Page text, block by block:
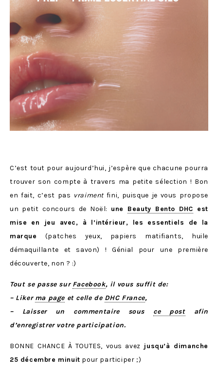
C’est tout pour aujourd’hui, j’espère que chacune pourra
trouver son compte à travers ma petite sélection ! Bon
en fait, c’est pas vraimentfini, puisque je vous propose
un petit concours de Noël: une Beauty Bento DHC est
mise en jeu avec, à l’intérieur, les essentiels de la
marque (patches yeux, papiers matifiants, huile
démaquillante et savon) ! Génial pour une première
découverte, non ? :)
Tout se passe sur Facebook, il vous suffit de:
– Liker ma page et celle de DHC France,
– Laisser un commentaire sous ce postafin
d’enregistrer votre participation.
BONNE CHANCE À TOUTES, vous avez jusqu’à dimanche
25 décembre minuit pour participer ;)